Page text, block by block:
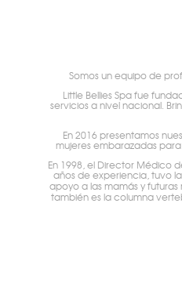
Somos un equipo de
Little Bellies Spa fue
servicios a nivel nacional.
En 2016 presentamos
mujeres embarazadas para
En 1998, el Director Médico
años de experiencia, tuvo
apoyo a las mamás y futuras
también es la columna